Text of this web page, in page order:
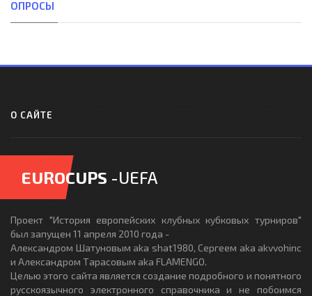
ОПРОСЫ
О САЙТЕ
EUROCUPS -UEFA
Проект "История европейских клубных кубковых турниров"
был запущен 11 апреля 2010 года -
Александром Шатуновым aka shat1980, Сергеем aka akvvohinc
и Александром Тарасовым aka FLAMENGO.
Целью этого сайта является создание подробного и понятного
русскоязычного электронного справочника и не побоимся